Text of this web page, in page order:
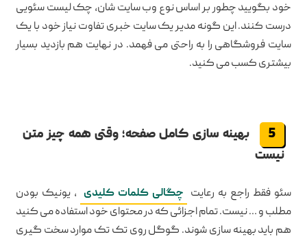
خود بگویید چطور بر اساس نوع وب سایت شان، چک لیست سئویی
درست کنند. این گونه مدیر یک سایت خبری تفاوت نیاز خود با یک
سایت فروشگاهی را به راحتی می فهمد. در نهایت هم بازدید بسیار
بیشتری کسب می کنید.
بهینه سازی کامل صفحه؛ وقتی همه چیز متن
نیست
سئو فقط راجع به رعایت چگالی کلمات کلیدی ، یونیک بودن
مطلب و … نیست. تمام اجزائی که در محتوای خود استفاده می کنید
هم باید بهینه سازی شوند. گوگل روی تک تک موارد سخت گیری